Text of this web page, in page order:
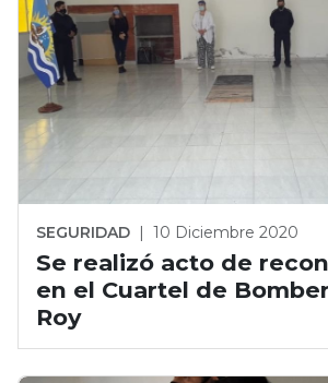
SEGURIDAD | 10 Diciembre 2020
Se realizó acto de
en el Cuartel de
Roy